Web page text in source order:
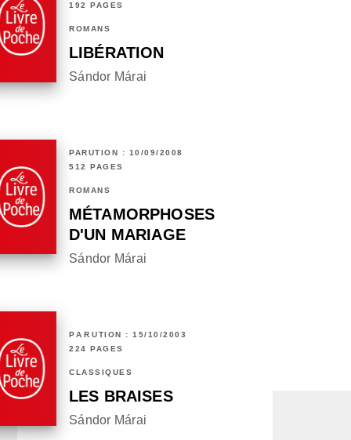
192 PAGES
ROMANS
LIBÉRATION
Sándor Márai
PARUTION : 10/09/2008
512 PAGES
ROMANS
MÉTAMORPHOSES
D'UN MARIAGE
Sándor Márai
PARUTION : 15/10/2003
224 PAGES
CLASSIQUES
LES BRAISES
Sándor Márai